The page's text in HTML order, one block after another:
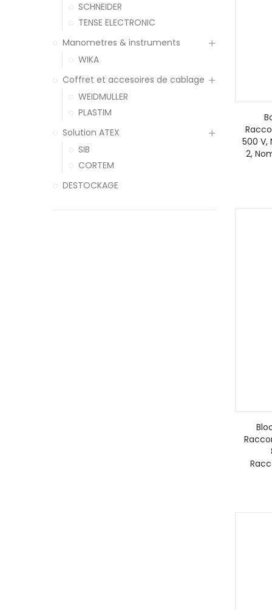
500
2,
SCHNEIDER
TENSE ELECTRONIC
Manometres & instruments
WIKA
Coffret et accesoires de cablage
WEIDMULLER
PLASTIM
Solution ATEX
SIB
CORTEM
DESTOCKAGE